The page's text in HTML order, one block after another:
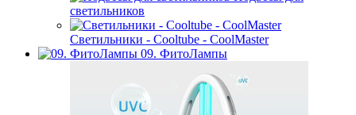
светильников
Светильники - Cooltube - CoolMaster
09. ФитоЛампы